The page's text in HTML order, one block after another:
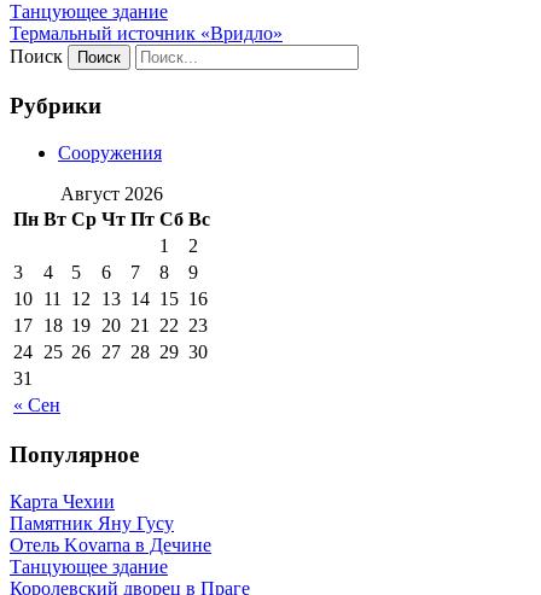
Танцующее здание
Термальный источник «Вридло»
Поиск
Рубрики
Сооружения
Август 2026
Пн Вт Ср Чт Пт Сб Вс
« Сен
1
2
3
4 5 6 7 8
9
10 11 12 13 14 15 16
17 18 19 20 21 22 23
24 25 26 27 28 29 30
31
Популярное
Карта Чехии
Памятник Яну Гусу
Отель Kovarna в Дечине
Танцующее здание
Королевский дворец в Праге